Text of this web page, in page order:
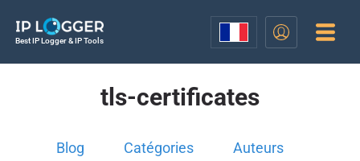
Best IP Logger & IP Tools
tls-certificates
Blog Catégories Auteurs